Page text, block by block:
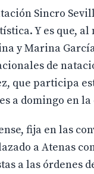
Sincro
Y es que,
y Marina
de
que participa
a domingo en
fija en las
a Atenas
a las órdenes